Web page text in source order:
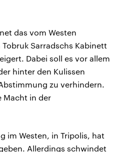
das vom Westen
Sarradschs Kabinett
Dabei soll es vor allem
hinter den Kulissen
zu verhindern.
Macht in der
im Westen, in Tripolis, hat
Allerdings schwindet